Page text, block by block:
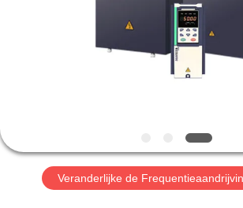
NIEUWS
Veranderlijke de